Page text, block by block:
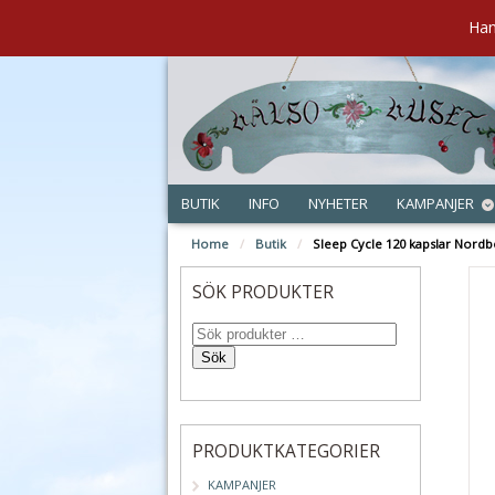
BUTIK INFO NYHETER KAMPANJER
Home / Butik / Sleep Cycle 120 kapslar
SÖK PRODUKTER
Sök
PRODUKTKATEGORIER
KAMPANJER